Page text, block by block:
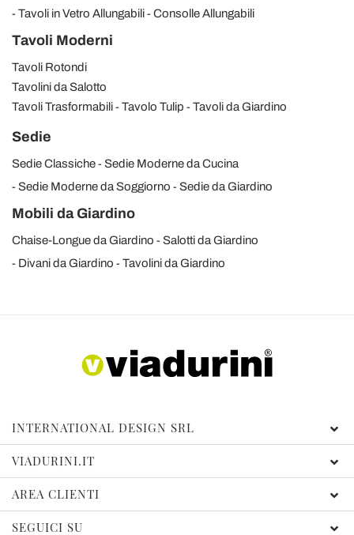
Tavoli in Vetro Allungabili
Consolle Allungabili
Tavoli Moderni
Tavoli Rotondi
Tavolini da Salotto
Tavoli Trasformabili
Tavolo Tulip Tavoli da Giardino
Sedie
Sedie Classiche
Sedie Moderne da Cucina
Sedie Moderne da Soggiorno
Sedie da Giardino
Mobili da Giardino
Chaise-Longue da Giardino
Salotti da Giardino
Divani da Giardino
Tavolini da Giardino
INTERNATIONAL DESIGN SRL
VIADURINI.IT
AREA CLIENTI
SEGUICI SU